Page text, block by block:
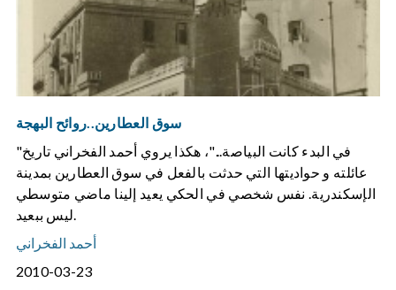
سوق العطارين..روائح البهجة
"في البدء كانت البياصة..."، هكذا يروي أحمد الفخراني تاريخ
عائلته و حواديتها التي حدثت بالفعل في سوق العطارين بمدينة
الإسكندرية. نفس شخصي في الحكي يعيد إلينا ماضي متوسطي
ليس ببعيد.
أحمد الفخراني
2010-03-23